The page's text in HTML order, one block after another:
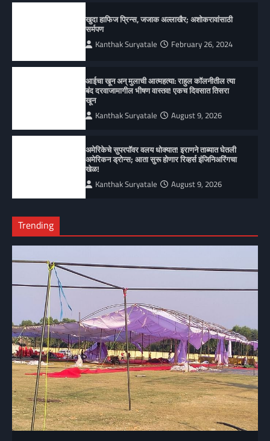
खुदा हाफिज प्रिन्स, जजाक अल्लाखैर; अशोकरावांसाठी
सर्मपण
Kanthak Suryatale February 26, 2024
आईचा खून अन् मुलाची आत्महत्या: राहुल कॉलनीतील त्या
बंद दरवाजामागील भीषण वास्तव! एकच दिवसात तिसरा
खून
Kanthak Suryatale August 9, 2026
अमेरिकेचे सुपरपॉवर वलय धोक्यात! इराणने ताब्यात घेतली
अमेरिकन ड्रोन्स; आता सुरू होणार रिव्हर्स इंजिनिअरिंगचा
खेळ!
Kanthak Suryatale August 9, 2026
Trending